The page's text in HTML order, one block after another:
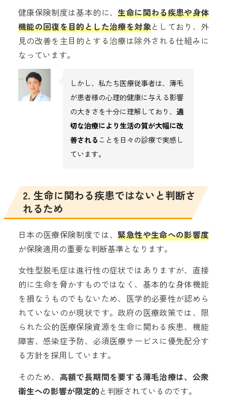
健康保険制度は基本的に、生命に関わる疾患や身体
機能の回復を目的とした治療を対象としており、外
見の改善を主目的とする治療は除外される仕組みに
なっています。
しかし、私たち医療従事者は、薄毛
が患者様の心理的健康に与える影響
の大きさを十分に理解しており、適
切な治療により生活の質が大幅に改
善される ことを日々の診療で実感し
ています。
2. 生命に関わる疾患ではないと判断さ
れるため
日本の医療保険制度では、緊急性や生命への影響度
が保険適用の重要な判断基準となります。
女性型脱毛症は進行性の症状ではありますが、直接
的に生命を脅かすものではなく、基本的な身体機能
を損なうものでもないため、医学的必要性が認めら
れていないのが現状です。政府の医療政策では、限
られた公的医療保険資源を生命に関わる疾患、機能
障害、感染症予防、必須医療サービスに優先配分す
る方針を採用しています。
そのため、 高額で長期間を要する薄毛治療は、公衆
衛生への影響が限定的と判断されているのです。